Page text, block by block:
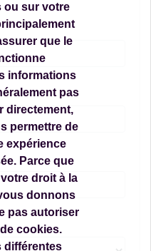
ou sur votre
que le
informations
pas
directement,
permettre de
expérience
Parce que
droit à la
donnons
pas autoriser
cookies.
différentes